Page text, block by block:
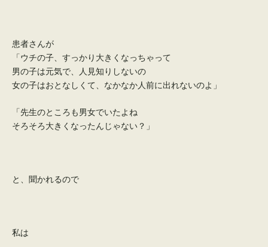
患者さんが
「ウチの子、すっかり大きくなっちゃって
男の子は元気で、人見知りしないの
女の子はおとなしくて、なかなか人前に出れないのよ」
「先生のところも男女でいたよね
そろそろ大きくなったんじゃない？」
と、聞かれるので
私は